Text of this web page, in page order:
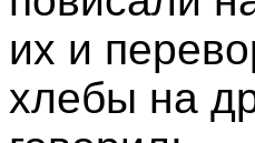
их и
хлебы на